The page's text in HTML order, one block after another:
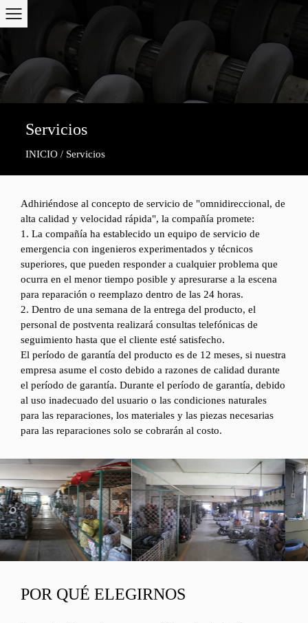
Servicios
INICIO / Servicios
Adhiriéndose al concepto de servicio de "omnidireccional, de
alta calidad y velocidad rápida", la compañía promete:
1. La compañía ha establecido un equipo de servicio de
emergencia con ingenieros experimentados y técnicos
superiores, que pueden responder a cualquier problema que
ocurra en el menor tiempo posible y apresurarse a la escena
para reparación o reemplazo dentro de las 24 horas.
2. Dentro de una semana de la entrega del producto, el
personal de postventa realizará consultas telefónicas de
seguimiento hasta que el cliente esté satisfecho.
El período de garantía del producto es de 12 meses, si nuestra
empresa asume el costo debido a razones de calidad durante
el período de garantía. Durante el período de garantía, debido
al uso inadecuado del usuario o las condiciones naturales
para las reparaciones, los materiales y las piezas necesarias
para las reparaciones solo se cobrarán al costo.
POR QUÉ ELEGIRNOS